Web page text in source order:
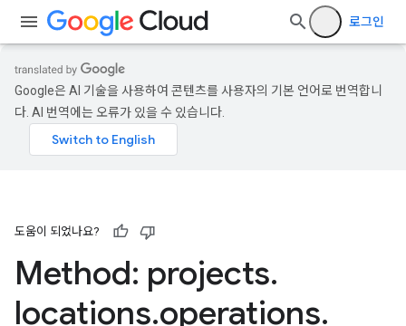
로그인
Google은 AI 기술을 사용하여 콘텐츠를 사용자의 기본 언어로 번역합니
다. AI 번역에는 오류가 있을 수 있습니다.
도움이 되었나요?
Method: projects.
locations.operations.